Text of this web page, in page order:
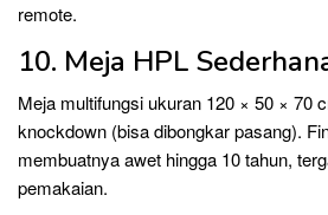
remote.
10. Meja HPL
Meja multifungsi ukuran 120 × 50 × 70
knockdown (bisa dibongkar pasang).
membuatnya awet hingga 10 tahun,
pemakaian.